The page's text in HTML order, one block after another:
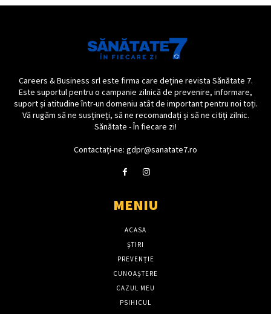
Careers & Business srl este firma care deține revista Sănătate 7.
Este suportul pentru o campanie zilnică de prevenire, informare,
suport și atitudine într-un domeniu atât de important pentru noi toți.
Vă rugăm să ne susțineți, să ne recomandați și să ne citiți zilnic.
Sănătate - În fiecare zi!
Contactați-ne: gdpr@sanatate7.ro
MENIU
ACASA
ȘTIRI
PREVENȚIE
CUNOAȘTERE
CAZUL MEU
PSIHICUL